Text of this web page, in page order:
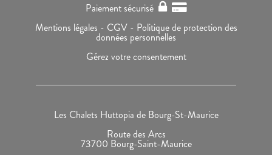
Paiement sécurisé
Mentions légales - CGV - Politique de protection des
données personnelles
Gérez votre consentement
Les Chalets Huttopia de Bourg-St-Maurice
Route des Arcs
73700 Bourg-Saint-Maurice